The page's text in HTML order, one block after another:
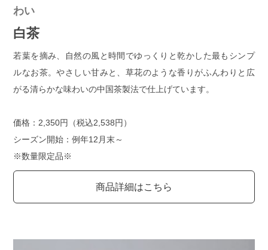
わい
白茶
若葉を摘み、自然の風と時間でゆっくりと乾かした最もシンプ
ルなお茶。やさしい甘みと、草花のような香りがふんわりと広
がる清らかな味わいの中国茶製法で仕上げています。
価格：2,350円（税込2,538円）
シーズン開始：例年12月末～
※数量限定品※
商品詳細はこちら